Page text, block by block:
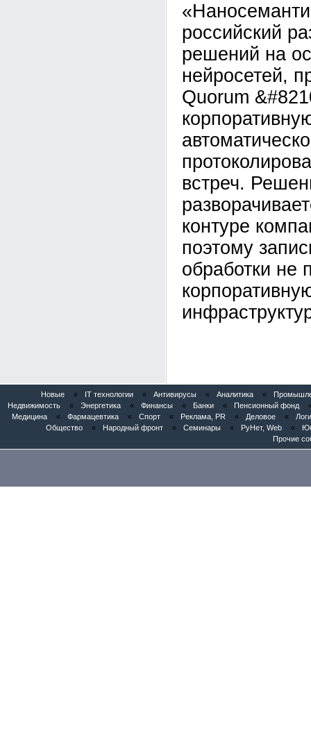
российский
решений на
нейросетей,
Quorum
встреч.
контуре
поэтому
обработки не
Новые « IT технологии « Антивирусы « Аналитика «
Недвижимость
« Энергетика « Финансы « Банки « Пенсионный фонд
Медицина
« Фармацевтика « Спорт « Реклама, PR « Деловое «
Общество
« Народный фронт « Семинары « РуНет, Web «
Прочие